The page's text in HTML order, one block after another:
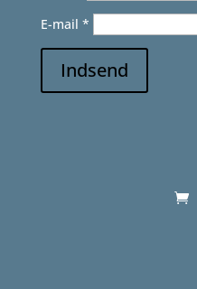
E-mail *
Indsend